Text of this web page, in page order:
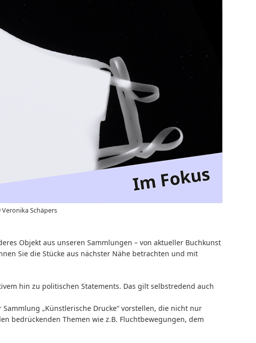
Schäpers
Objekt aus unseren Sammlungen – von aktueller Buchkunst
Sie die Stücke aus nächster Nähe betrachten und mit
hin zu politischen Statements. Das gilt selbstredend auch
„Künstlerische Drucke“ vorstellen, die nicht nur
bedrückenden Themen wie z.B. Fluchtbewegungen, dem